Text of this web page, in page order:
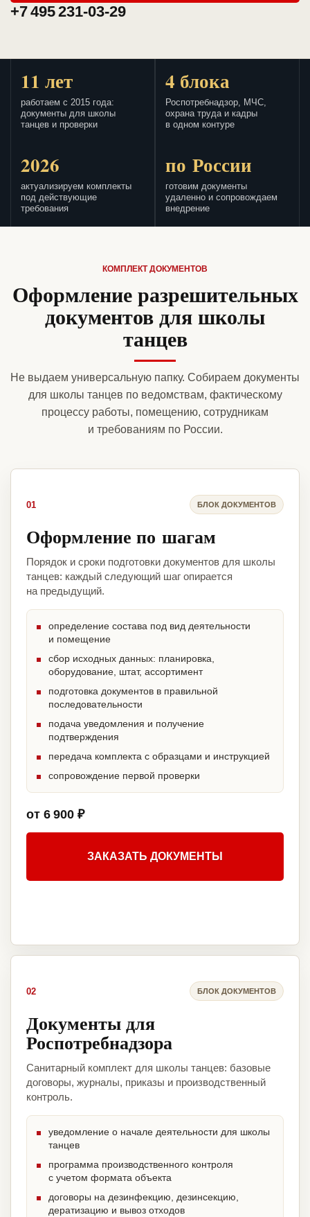
+7 495 231-03-29
11 лет
работаем с 2015 года:
документы для школы
танцев и проверки
4 блока
Роспотребнадзор, МЧС,
охрана труда и кадры
в одном контуре
2026
актуализируем комплекты
под действующие
требования
по России
готовим документы
удаленно и сопровождаем
внедрение
КОМПЛЕКТ ДОКУМЕНТОВ
Оформление разрешительных
документов для школы
танцев
Не выдаем универсальную папку. Собираем документы
для школы танцев по ведомствам, фактическому
процессу работы, помещению, сотрудникам
и требованиям по России.
01 БЛОК ДОКУМЕНТОВ
Оформление по шагам
Порядок и сроки подготовки документов для школы
танцев: каждый следующий шаг опирается
на предыдущий.
определение состава под вид деятельности
и помещение
сбор исходных данных: планировка,
оборудование, штат, ассортимент
подготовка документов в правильной
последовательности
подача уведомления и получение
подтверждения
передача комплекта с образцами и инструкцией
сопровождение первой проверки
от 6 900 ₽
ЗАКАЗАТЬ ДОКУМЕНТЫ
02 БЛОК ДОКУМЕНТОВ
Документы для
Роспотребнадзора
Санитарный комплект для школы танцев: базовые
договоры, журналы, приказы и производственный
контроль.
уведомление о начале деятельности для школы
танцев
программа производственного контроля
с учетом формата объекта
договоры на дезинфекцию, дезинсекцию,
дератизацию и вывоз отходов